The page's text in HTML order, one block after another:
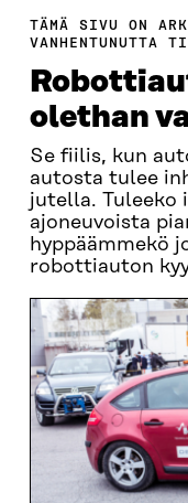
TÄMÄ SIVU ON
VANHENTUNUTTA
olethan
Se fiilis, kun
autosta tulee
jutella. Tuleeko
ajoneuvoista
hyppäämmekö
robottiauton